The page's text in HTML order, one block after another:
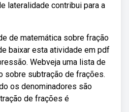
lateralidade contribui para a
de matemática sobre fração
baixar esta atividade em pdf
Webveja uma lista de
sobre subtração de frações.
os denominadores são
de frações é